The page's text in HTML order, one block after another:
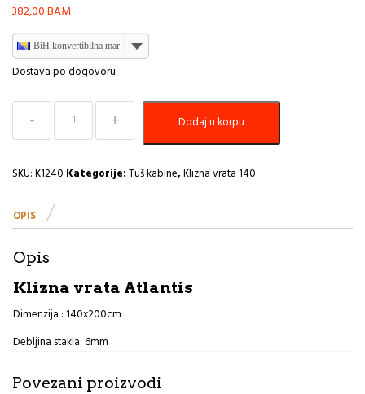
382,00BAM
BiH konvertibilna marka
Dostava po dogovoru.
Klizna
vrata
140x200cm
6mm
R
Dodaj u korpu
SKU:K1240 Kategorije:Tuš kabine,Klizna vrata 140
OPIS
Opis
Klizna vrata Atlantis
Dimenzija : 140x200cm
Debljina stakla: 6mm
Povezani proizvodi